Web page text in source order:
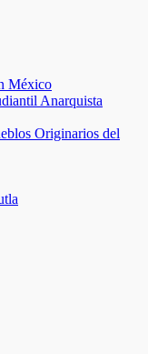
México
Anarquista
Originarios del